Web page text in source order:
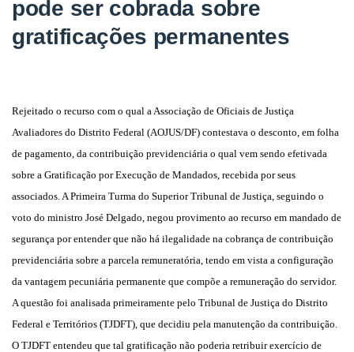
pode ser cobrada sobre
gratificações permanentes
Rejeitado o recurso com o qual a Associação de Oficiais de Justiça
Avaliadores do Distrito Federal (AOJUS/DF) contestava o desconto, em folha
de pagamento, da contribuição previdenciária o qual vem sendo efetivada
sobre a Gratificação por Execução de Mandados, recebida por seus
associados. A Primeira Turma do Superior Tribunal de Justiça, seguindo o
voto do ministro José Delgado, negou provimento ao recurso em mandado de
segurança por entender que não há ilegalidade na cobrança de contribuição
previdenciária sobre a parcela remuneratória, tendo em vista a configuração
da vantagem pecuniária permanente que compõe a remuneração do servidor.
A questão foi analisada primeiramente pelo Tribunal de Justiça do Distrito
Federal e Territórios (TJDFT), que decidiu pela manutenção da contribuição.
O TJDFT entendeu que tal gratificação não poderia retribuir exercício de